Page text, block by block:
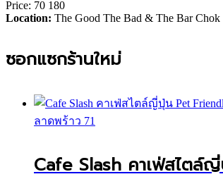
Price: 70 180
Location: The Good The Bad & The Bar
ซอกแซกร้านใหม่
ลาดพร้าว 71
Cafe Slash คาเฟ่สไตล์